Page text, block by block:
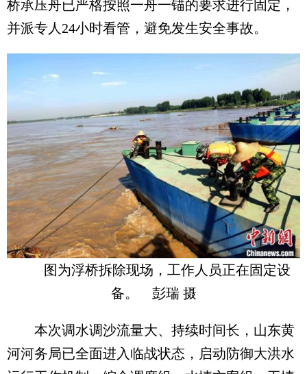
桥承压舟已严格按照一舟一锚的要求进行固定，
并派专人24小时看管，避免发生安全事故。
图为浮桥拆除现场，工作人员正在固定设
备。 彭瑞 摄
本次调水调沙流量大、持续时间长，山东黄
河河务局已全面进入临战状态，启动防御大洪水